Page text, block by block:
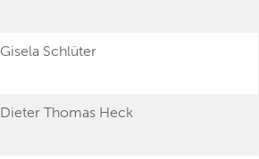
Gisela Schlüter
Dieter Thomas Heck